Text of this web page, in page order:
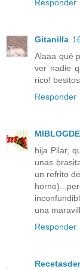
Responder
Gitanilla
Alaaa qué
ver nadie
rico!
Responder
hija Pilar,
unas
un refrito
una
Responder